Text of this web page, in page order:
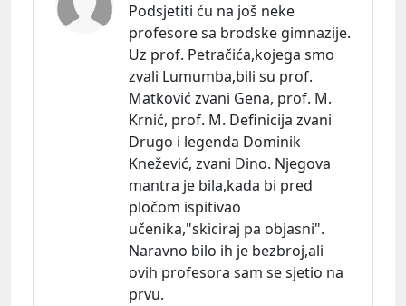
Podsjetiti ću na još neke
profesore sa brodske gimnazije.
Uz prof. Petračića,kojega smo
zvali Lumumba,bili su prof.
Matković zvani Gena, prof. M.
Krnić, prof. M. Definicija zvani
Drugo i legenda Dominik
Knežević, zvani Dino. Njegova
mantra je bila,kada bi pred
pločom ispitivao
učenika,"skiciraj pa objasni".
Naravno bilo ih je bezbroj,ali
ovih profesora sam se sjetio na
prvu.